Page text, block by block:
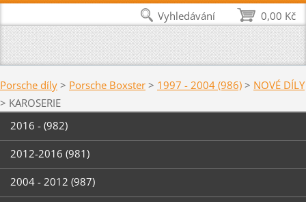
Porsche díly > Porsche Boxster > 1997 - 2004 (986) > NOVÉ DÍLY
> KAROSERIE
2016 - (982)
2012-2016 (981)
2004 - 2012 (987)
0,00 Kč
Vyhledávání